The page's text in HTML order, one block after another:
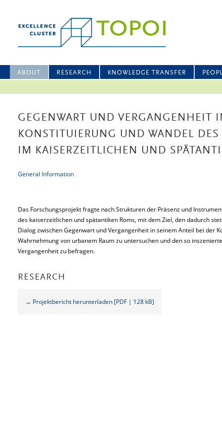
ABOUT RESEARCH KNOWLEDGE TRANSFER
GEGENWART UND VERGANGENHEIT
KONSTITUIERUNG UND WANDEL
IM KAISERZEITLICHEN UND
General Information
Das Forschungsprojekt fragte nach Strukturen der Präsenz und
des kaiserzeitlichen und spätantiken Roms, mit dem Ziel, den dadurch
Dialog zwischen Gegenwart und Vergangenheit in seinem Anteil bei der
Wahrnehmung von urbanem Raum zu untersuchen und den so
Vergangenheit zu befragen.
RESEARCH
→ Projektbericht herunterladen [PDF | 128 kB]